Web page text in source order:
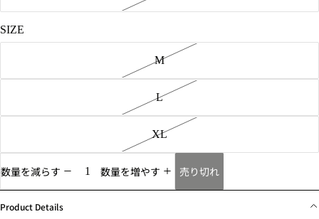
SIZE
M
L
XL
数量を減らす 数量を増やす 売り切れ
Product Details